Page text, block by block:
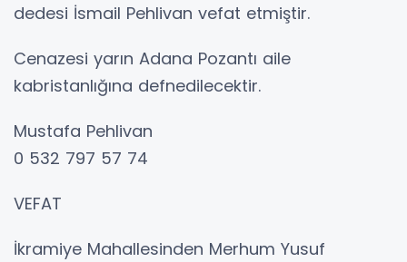
dedesi İsmail Pehlivan vefat etmiştir.
Cenazesi yarın Adana Pozantı aile
kabristanlığına defnedilecektir.
Mustafa Pehlivan
0 532 797 57 74
VEFAT
İkramiye Mahallesinden Merhum Yusuf